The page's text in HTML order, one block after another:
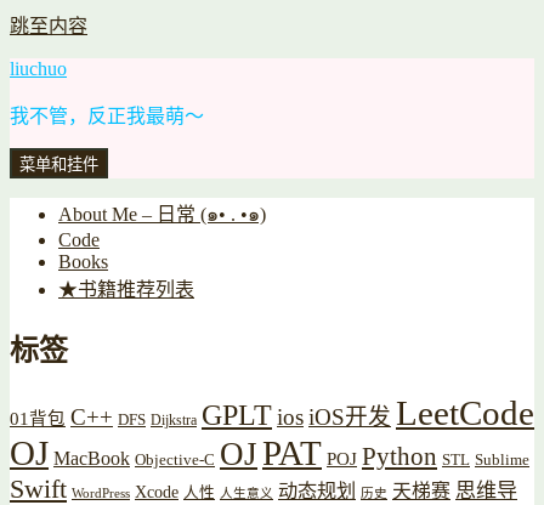
跳至内容
liuchuo
我不管，反正我最萌～
菜单和挂件
About Me – 日常 (๑• . •๑)
Code
Books
★书籍推荐列表
标签
01背包 C++ DFS Dijkstra GPLTiosiOS开发 LeetCode
OJ MacBook Objective-C OJPAT POJ Python STL Sublime
Swift WordPress Xcode 人性 人生意义 动态规划 历史 天梯赛 思维导